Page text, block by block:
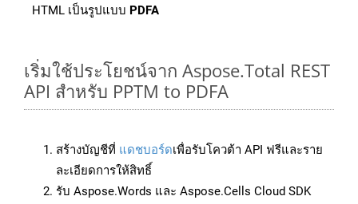
HTML เป็นรูปแบบ PDFA
เริ่มใช้ประโยชน์จาก Aspose.Total REST
API สำหรับ PPTM to PDFA
สร้างบัญชีที่ แดชบอร์ดเพื่อรับโควต้า API ฟรีและราย
ละเอียดการให้สิทธิ์
รับ Aspose.Words และ Aspose.Cells Cloud SDK